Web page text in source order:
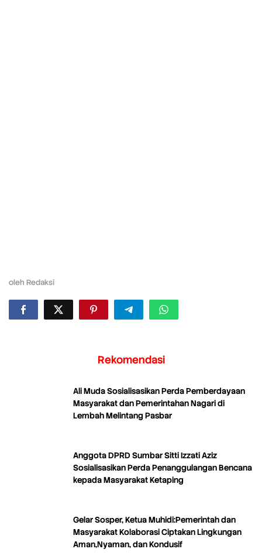
oleh Redaksi
Rekomendasi
Ali Muda Sosialisasikan Perda Pemberdayaan
Masyarakat dan Pemerintahan Nagari di
Lembah Melintang Pasbar
Anggota DPRD Sumbar Sitti Izzati Aziz
Sosialisasikan Perda Penanggulangan Bencana
kepada Masyarakat Ketaping
Gelar Sosper, Ketua Muhidi:Pemerintah dan
Masyarakat Kolaborasi Ciptakan Lingkungan
Aman,Nyaman, dan Kondusif